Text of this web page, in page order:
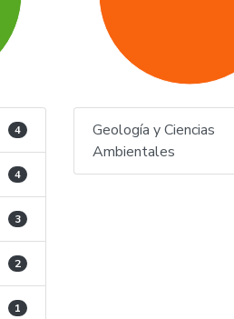
4
4
3
2
1
Geología y Ciencias
Ambientales